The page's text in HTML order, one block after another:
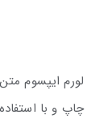
لورم ایپسوم
چاپ و با